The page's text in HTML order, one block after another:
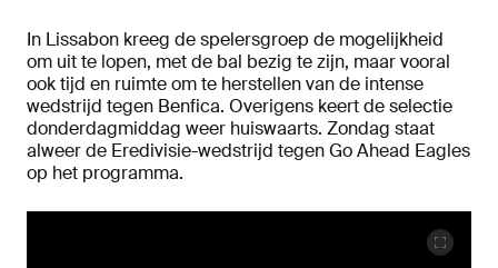
In Lissabon kreeg de spelersgroep de mogelijkheid
om uit te lopen, met de bal bezig te zijn, maar vooral
ook tijd en ruimte om te herstellen van de intense
wedstrijd tegen Benfica. Overigens keert de selectie
donderdagmiddag weer huiswaarts. Zondag staat
alweer de Eredivisie-wedstrijd tegen Go Ahead Eagles
op het programma.